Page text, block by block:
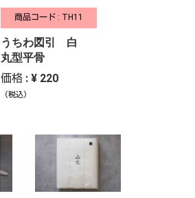
商品コード : TH11
うちわ図引 白
丸型平骨
価格 : ¥ 220
（税込）